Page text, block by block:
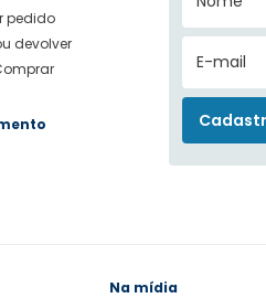
pedido
devolver
Na mídia